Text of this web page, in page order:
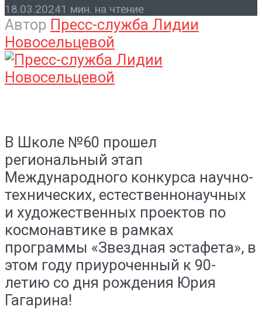
18.03.20241 мин. на чтение
Автор Пресс-служба Лидии
Новосельцевой
В Школе №60 прошел
региональный этап
Международного конкурса научно-
технических, естественнонаучных
и художественных проектов по
космонавтике в рамках
программы «Звездная эстафета», в
этом году приуроченный к 90-
летию со дня рождения Юрия
Гагарина!